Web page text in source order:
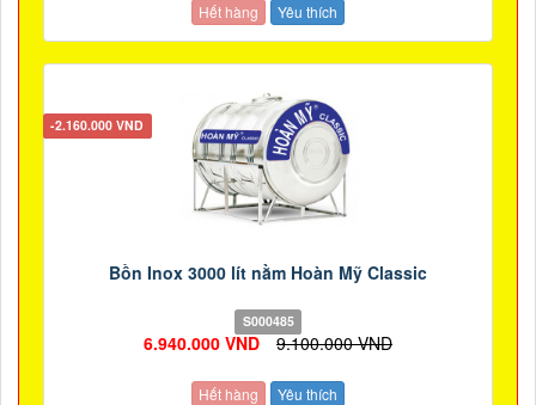
Hết hàng Yêu thích
-2.160.000 VND
Bồn Inox 3000 lít nằm Hoàn Mỹ Classic
S000485
6.940.000 VND 9.100.000 VND
Hết hàng Yêu thích